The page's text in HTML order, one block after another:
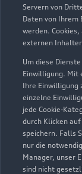
Servern von
Daten von
werden.
externen
Um diese
Einwilligung. Mit
Ihre Einwilligung
einzelne
jede Cookie-
durch Klicken
speichern. Falls
nur die
Manager, unser
sind nicht
Service
Teile- &